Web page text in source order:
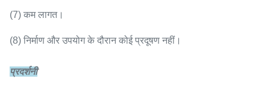
(7) कम लागत।
(8) निर्माण और उपयोग के दौरान कोई प्रदूषण नहीं।
प्रदर्शनी